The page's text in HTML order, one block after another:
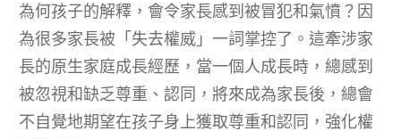
為何孩子的解釋，會令家長感到被冒犯和氣憤？因
為很多家長被「失去權威」一詞掌控了。這牽涉家
長的原生家庭成長經歷，當一個人成長時，總感到
被忽視和缺乏尊重、認同，將來成為家長後，總會
不自覺地期望在孩子身上獲取尊重和認同，強化權